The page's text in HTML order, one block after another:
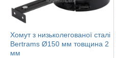
Хомут з низьколегованої сталі
Bertrams Ø150 мм товщина 2
мм